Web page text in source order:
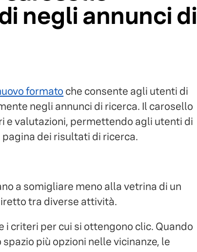
negli annunci di
formato che consente agli utenti di
negli annunci di ricerca. Il carosello
e valutazioni, permettendo agli utenti di
dei risultati di ricerca.
a somigliare meno alla vetrina di un
tra diverse attività.
criteri per cui si ottengono clic. Quando
più opzioni nelle vicinanze, le